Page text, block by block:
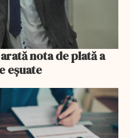
nota de plată a
eșuate